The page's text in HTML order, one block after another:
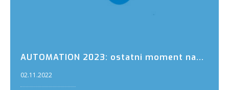
AUTOMATION 2023: ostatni moment na...
02.11.2022